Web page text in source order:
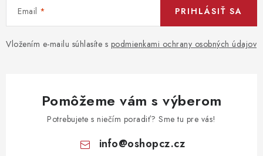
Email
Vložením e-mailu súhlasíte s podmienkami ochrany osobných údajov
PRIHLÁSIŤ SA
Pomôžeme vám s výberom
Potrebujete s niečím poradiť? Sme tu pre vás!
info@oshopcz.cz